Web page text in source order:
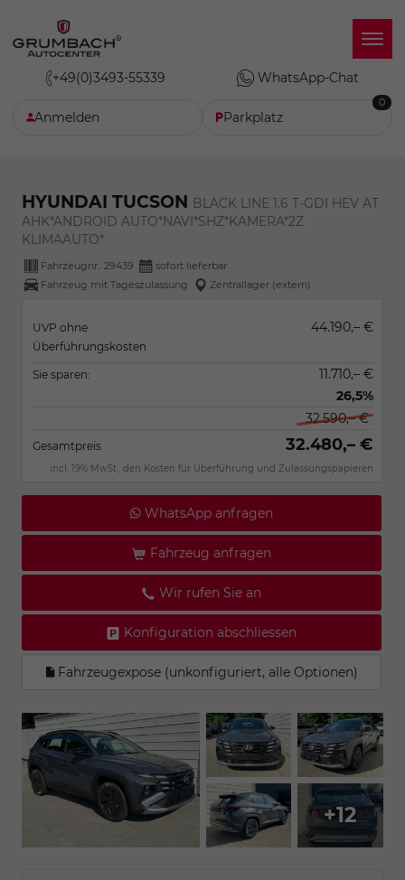
+49(0)3493-55339 WhatsApp-Chat
Anmelden Parkplatz
0
HYUNDAI TUCSON BLACK LINE 1.6 T-GDI HEV AT
AHK*ANDROID AUTO*NAVI*SHZ*KAMERA*2Z
KLIMAAUTO*
Fahrzeugnr.: 29439
sofort lieferbar
Fahrzeug mit Tageszulassung
Zentrallager (extern)
UVP ohne
Überführungskosten
44.190,– €
Sie sparen:
11.710,– €
26,5%
32.590,– €
Gesamtpreis 32.480,– €
incl. 19% MwSt., den Kosten für Überführung und Zulassungspapieren
WhatsApp anfragen
Fahrzeug anfragen
Wir rufen Sie an
Konfiguration abschliessen
Fahrzeugexpose (unkonfiguriert, alle Optionen)
+12